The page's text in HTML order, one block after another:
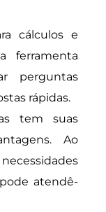
cálculos e
ferramenta
perguntas
rápidas.
tem suas
Ao
atendê-